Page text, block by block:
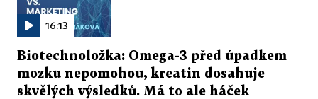
16:13
Biotechnoložka: Omega-3 před úpadkem
mozku nepomohou, kreatin dosahuje
skvělých výsledků. Má to ale háček